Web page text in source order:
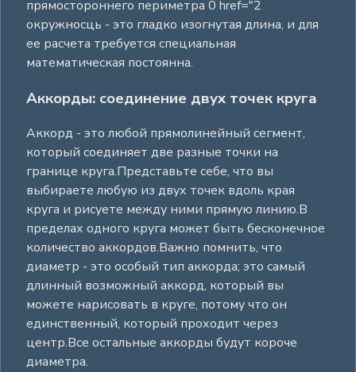
прямостороннего периметра 0 href="2
окружносць - это гладко изогнутая длина, и для
ее расчета требуется специальная
математическая постоянна.
Аккорды: соединение двух точек круга
Аккорд - это любой прямолинейный сегмент,
который соединяет две разные точки на
границе круга.Представьте себе, что вы
выбираете любую из двух точек вдоль края
круга и рисуете между ними прямую линию.В
пределах одного круга может быть бесконечное
количество аккордов.Важно помнить, что
диаметр - это особый тип аккорда; это самый
длинный возможный аккорд, который вы
можете нарисовать в круге, потому что он
единственный, который проходит через
центр.Все остальные аккорды будут короче
диаметра.